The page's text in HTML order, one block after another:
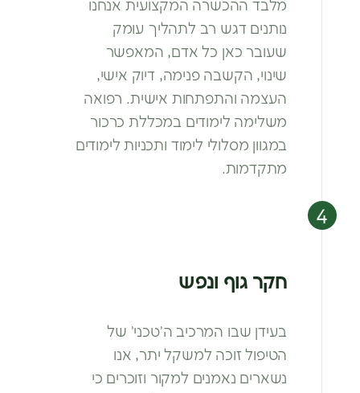
מלבד ההכשרה המקצועית אנחנו
נותנים דגש רב לתהליך עומק
שעובר כאן כל אדם, המאפשר
שינוי, הקשבה פנימה, דיוק אישי,
העצמה והתפתחות אישית. רפואה
משלימה לימודים במכללת כרכור
במגוון מסלולי לימוד ותכניות לימודים
מתקדמות.
חקר גוף ונפש
בעידן שבו המרכיב ה’טכני’ של
הטיפולזוכה למשקל יתר, אנו
נשארים נאמנים למקור וזוכרים כי